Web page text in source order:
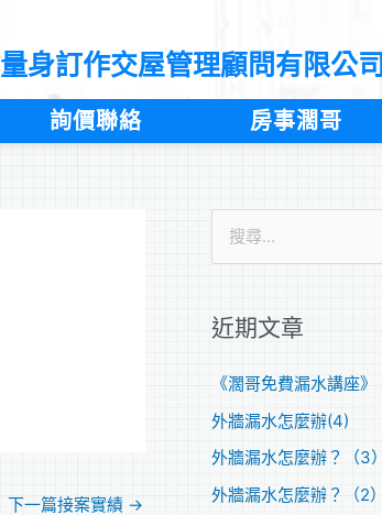
量身訂作交屋管理顧問有限公司
詢價聯絡 房事濶哥
下一篇接案實績 →
鍵
字
近期文章
《濶哥免費漏水講座》
外牆漏水怎麼辦(4)
外牆漏水怎麼辦？（3）
外牆漏水怎麼辦？（2）